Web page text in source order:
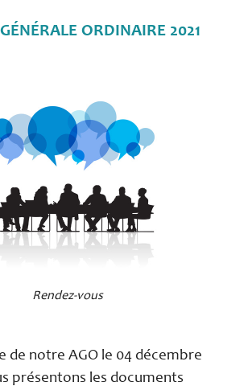
ORDINAIRE 2021
Rendez-vous
de notre AGO le 04 décembre
présentons les documents